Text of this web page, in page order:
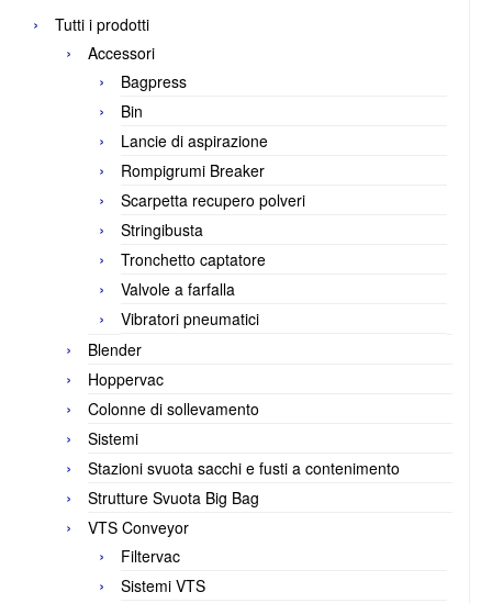
Tutti i prodotti
Accessori
Bagpress
Bin
Lancie di aspirazione
Rompigrumi Breaker
Scarpetta recupero polveri
Stringibusta
Tronchetto captatore
Valvole a farfalla
Vibratori pneumatici
Blender
Hoppervac
Colonne di sollevamento
Sistemi
Stazioni svuota sacchi e fusti a contenimento
Strutture Svuota Big Bag
VTS Conveyor
Filtervac
Sistemi VTS